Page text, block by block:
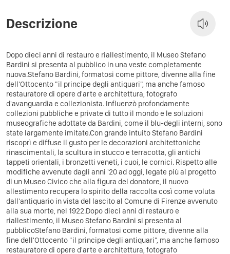
Descrizione
Dopo dieci anni di restauro e riallestimento, il Museo Stefano
Bardini si presenta al pubblico in una veste completamente
nuova.Stefano Bardini, formatosi come pittore, divenne alla fine
dell'Ottocento "il principe degli antiquari", ma anche famoso
restauratore di opere d'arte e architettura, fotografo
d'avanguardia e collezionista. Influenzò profondamente
collezioni pubbliche e private di tutto il mondo e le soluzioni
museografiche adottate da Bardini, come il blu-degli interni, sono
state largamente imitate.Con grande intuito Stefano Bardini
riscoprì e diffuse il gusto per le decorazioni architettoniche
rinascimentali, la scultura in stucco e terracotta, gli antichi
tappeti orientali, i bronzetti veneti, i cuoi, le cornici. Rispetto alle
modifiche avvenute dagli anni '20 ad oggi, legate più al progetto
di un Museo Civico che alla figura del donatore, il nuovo
allestimento recupera lo spirito della raccolta così come voluta
dall'antiquario in vista del lascito al Comune di Firenze avvenuto
alla sua morte, nel 1922.Dopo dieci anni di restauro e
riallestimento, il Museo Stefano Bardini si presenta al
pubblicoStefano Bardini, formatosi come pittore, divenne alla
fine dell'Ottocento "il principe degli antiquari", ma anche famoso
restauratore di opere d'arte e architettura, fotografo